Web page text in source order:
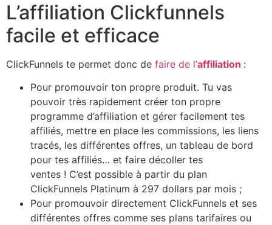
L’affiliation Clickfunnels
facile et efficace
ClickFunnels te permet donc de faire de l’affiliation :
Pour promouvoir ton propre produit. Tu vas
pouvoir très rapidement créer ton propre
programme d’affiliation et gérer facilement tes
affiliés, mettre en place les commissions, les liens
tracés, les différentes offres, un tableau de bord
pour tes affiliés… et faire décoller tes
ventes ! C’est possible à partir du plan
ClickFunnels Platinum à 297 dollars par mois ;
Pour promouvoir directement ClickFunnels et ses
différentes offres comme ses plans tarifaires ou